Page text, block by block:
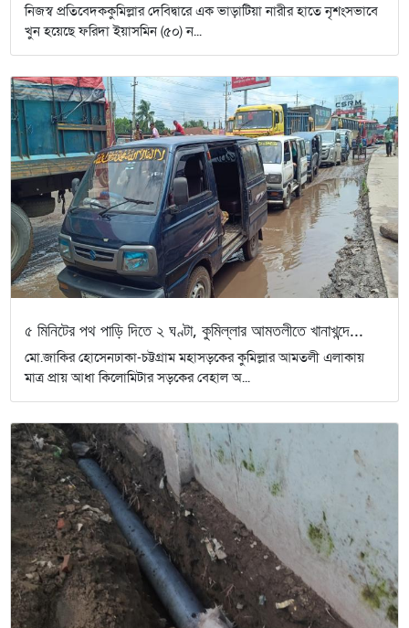
নিজস্ব প্রতিবেদককুমিল্লার দেবিদ্বারে এক ভাড়াটিয়া নারীর হাতে নৃশংসভাবে
খুন হয়েছে ফরিদা ইয়াসমিন (৫০) ন...
৫ মিনিটের পথ পাড়ি দিতে ২ ঘণ্টা, কুমিল্লার আমতলীতে খানাখন্দে...
মো.জাকির হোসেনঢাকা-চট্টগ্রাম মহাসড়কের কুমিল্লার আমতলী এলাকায়
মাত্র প্রায় আধা কিলোমিটার সড়কের বেহাল অ...